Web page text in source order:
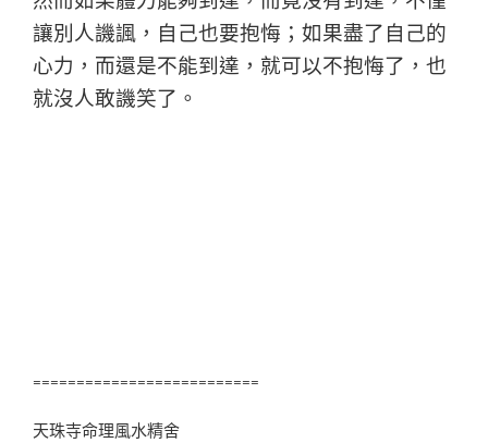
讓別人譏諷，自己也要抱悔；如果盡了自己的
心力，而還是不能到達，就可以不抱悔了，也
就沒人敢譏笑了。
==========================
天珠寺命理風水精舍